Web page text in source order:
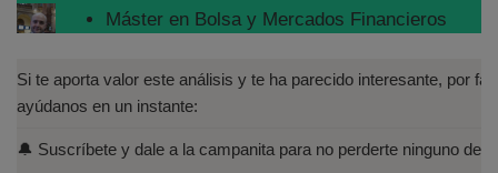
Máster en Bolsa y Mercados Financieros
asesoramiento financiero (MIFID II):
https://www.cnmv.es/portal/Titulos-
Si te aporta valor este análisis y te ha parecido interesante, por
ayúdanos en un instante:
🔔 Suscríbete y dale a la campanita para no perderte ninguno de